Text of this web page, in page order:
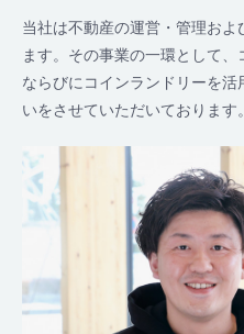
当社は不動産の運営・管理お
ます。その事業の一環として
ならびにコインランドリーを
いをさせていただいております。